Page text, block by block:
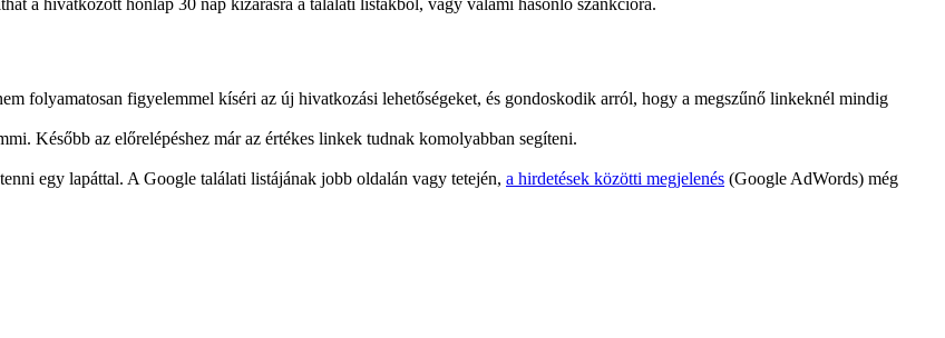
folyamatosan figyelemmel kíséri az új hivatkozási lehetőségeket, és gondoskodik arról, hogy a megszűnő linkeknél mindig
Később az előrelépéshez már az értékes linkek tudnak komolyabban segíteni.
egy lapáttal. A Google találati listájának jobb oldalán vagy tetején, a hirdetések közötti megjelenés (Google AdWords) még